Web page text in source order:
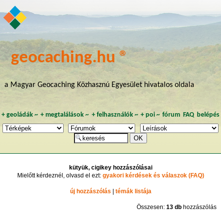
geocaching.hu ®
a Magyar Geocaching Közhasznú Egyesület hivatalos oldala
+ geoládák~ +megtalálások ~ + felhasználók~ + poi~ fórum FAQ belépés
kütyük, cigikey hozzászólásai
Mielőtt kérdeznél, olvasd el ezt: gyakori kérdések és válaszok (FAQ)
új hozzászólás témák listája
Összesen:13 db hozzászólás